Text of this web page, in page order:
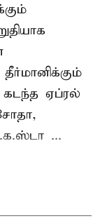
கடந்த ஏப்ரல்
...